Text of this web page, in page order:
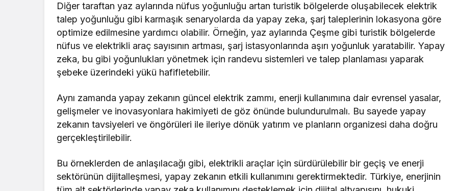
Diğer taraftan yaz aylarında nüfus yoğunluğu artan turistik bölgelerde oluşabilecek elektrik
talep yoğunluğu gibi karmaşık senaryolarda da yapay zeka, şarj taleplerinin lokasyona göre
optimize edilmesine yardımcı olabilir. Örneğin, yaz aylarında Çeşme gibi turistik bölgelerde
nüfus ve elektrikli araç sayısının artması, şarj istasyonlarında aşırı yoğunluk yaratabilir. Yapay
zeka, bu gibi yoğunlukları yönetmek için randevu sistemleri ve talep planlaması yaparak
şebeke üzerindeki yükü hafifletebilir.
Aynı zamanda yapay zekanın güncel elektrik zammı, enerji kullanımına dair evrensel yasalar,
gelişmeler ve inovasyonlara hakimiyeti de göz önünde bulundurulmalı. Bu sayede yapay
zekanın tavsiyeleri ve öngörüleri ile ileriye dönük yatırım ve planların organizesi daha doğru
gerçekleştirilebilir.
Bu örneklerden de anlaşılacağı gibi, elektrikli araçlar için sürdürülebilir bir geçiş ve enerji
sektörünün dijitalleşmesi, yapay zekanın etkili kullanımını gerektirmektedir. Türkiye, enerjinin